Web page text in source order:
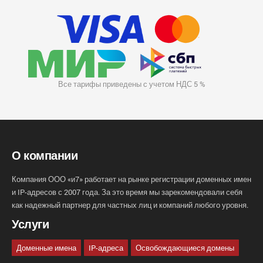
Все тарифы приведены с учетом НДС 5 %
О компании
Компания ООО «и7» работает на рынке регистрации доменных имен
и IP-адресов с 2007 года. За это время мы зарекомендовали себя
как надежный партнер для частных лиц и компаний любого уровня.
Услуги
Доменные имена IP-адреса Освобождающиеся домены